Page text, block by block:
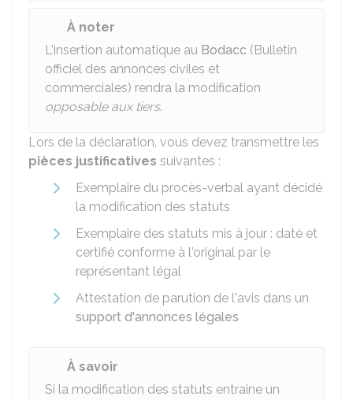
À noter
L'insertion automatique au Bodacc (Bulletin
officiel des annonces civiles et
commerciales) rendra la modification
opposable aux tiers.
Lors de la déclaration, vous devez transmettre les
pièces justificatives suivantes :
Exemplaire du procès-verbal ayant décidé
la modification des statuts
Exemplaire des statuts mis à jour : daté et
certifié conforme à l'original par le
représentant légal
Attestation de parution de l'avis dans un
support d'annonces légales
À savoir
Si la modification des statuts entraine un